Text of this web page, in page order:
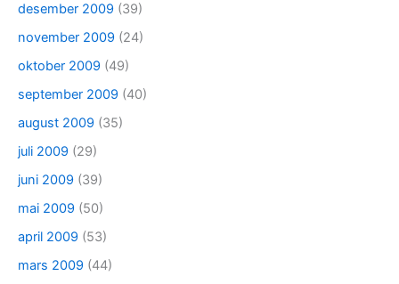
desember 2009 (39)
november 2009 (24)
oktober 2009 (49)
september 2009 (40)
august 2009 (35)
juli 2009 (29)
juni 2009 (39)
mai 2009 (50)
april 2009 (53)
mars 2009 (44)